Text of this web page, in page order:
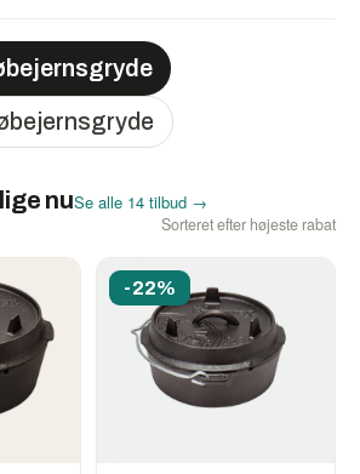
nuSe alle 14 tilbud →
Sorteret efter højeste rabat
-22%